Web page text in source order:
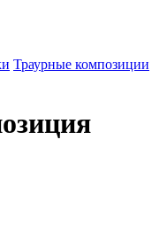
Траурные композиции